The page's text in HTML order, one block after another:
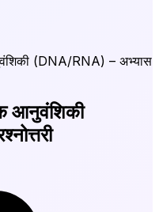
(DNA/RNA) – अभ्यास
आनुवंशिकी